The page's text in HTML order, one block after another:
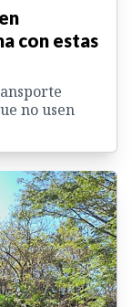
con estas
no usen